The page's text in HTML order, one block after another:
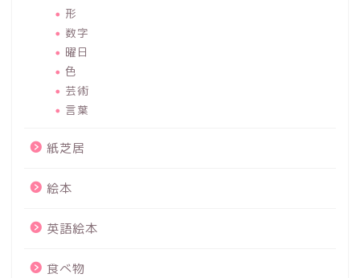
形
数字
曜日
色
芸術
言葉
紙芝居
絵本
英語絵本
食べ物